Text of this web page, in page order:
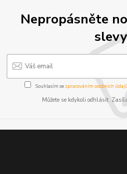
Nepropásněte
Souhlasím se zpracováním osobních údajů
Můžete se kdykoli odhlásit.